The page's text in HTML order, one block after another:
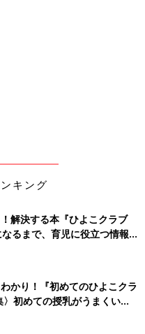
キング
解決する本『ひよこクラブ
るまで、育児に役立つ情報が
かり！『初めてのひよこクラ
初めての授乳がうまくい
基本と夏のトラブル 解決テ